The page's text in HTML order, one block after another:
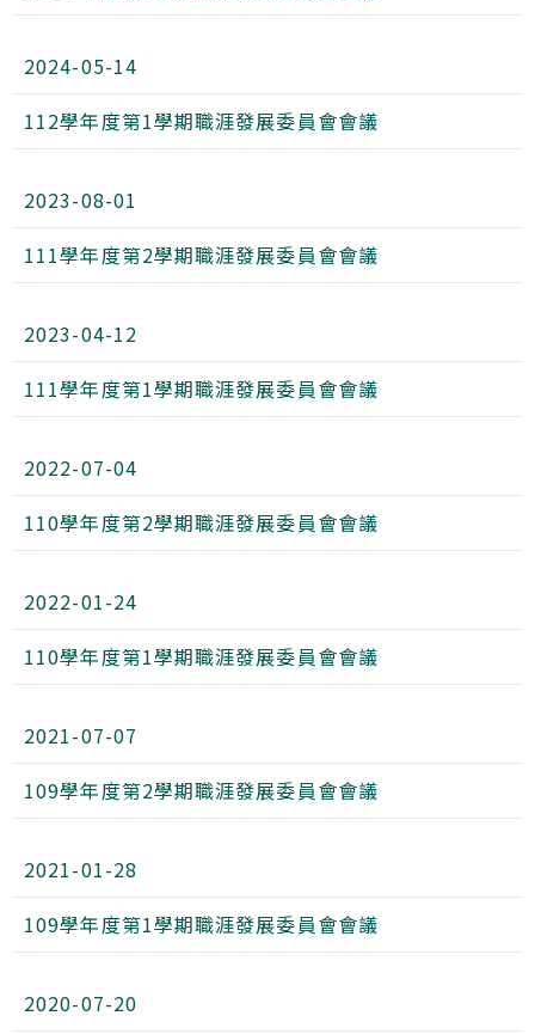
2024-05-14
112學年度第1學期職涯發展委員會會議
2023-08-01
111學年度第2學期職涯發展委員會會議
2023-04-12
111學年度第1學期職涯發展委員會會議
2022-07-04
110學年度第2學期職涯發展委員會會議
2022-01-24
110學年度第1學期職涯發展委員會會議
2021-07-07
109學年度第2學期職涯發展委員會會議
2021-01-28
109學年度第1學期職涯發展委員會會議
2020-07-20